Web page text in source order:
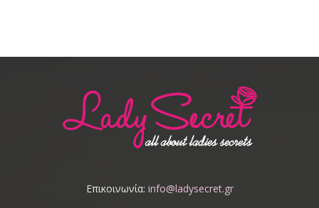
Επικοινωνία: info@ladysecret.gr